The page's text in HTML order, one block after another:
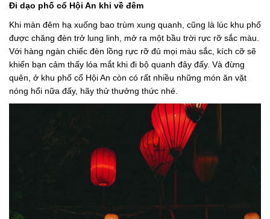
Đi dạo phố cổ Hội An khi về đêm
Khi màn đêm hạ xuống bao trùm xung quanh, cũng là lúc khu phố
được chăng đèn trở lung linh, mở ra một bầu trời rực rỡ sắc màu.
Với hàng ngàn chiếc đèn lồng rực rỡ đủ mọi màu sắc, kích cỡ sẽ
khiến bạn cảm thấy lóa mắt khi đi bộ quanh đây đấy. Và đừng
quên, ở khu phố cổ Hội An còn có rất nhiều những món ăn vặt
nóng hổi nữa đấy, hãy thử thưởng thức nhé.